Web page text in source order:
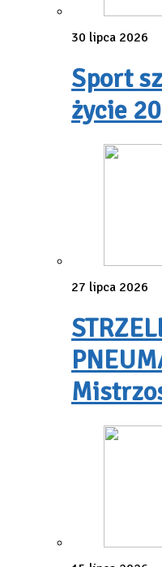
30 lipca 2026
Sport
życie
27 lipca 2026